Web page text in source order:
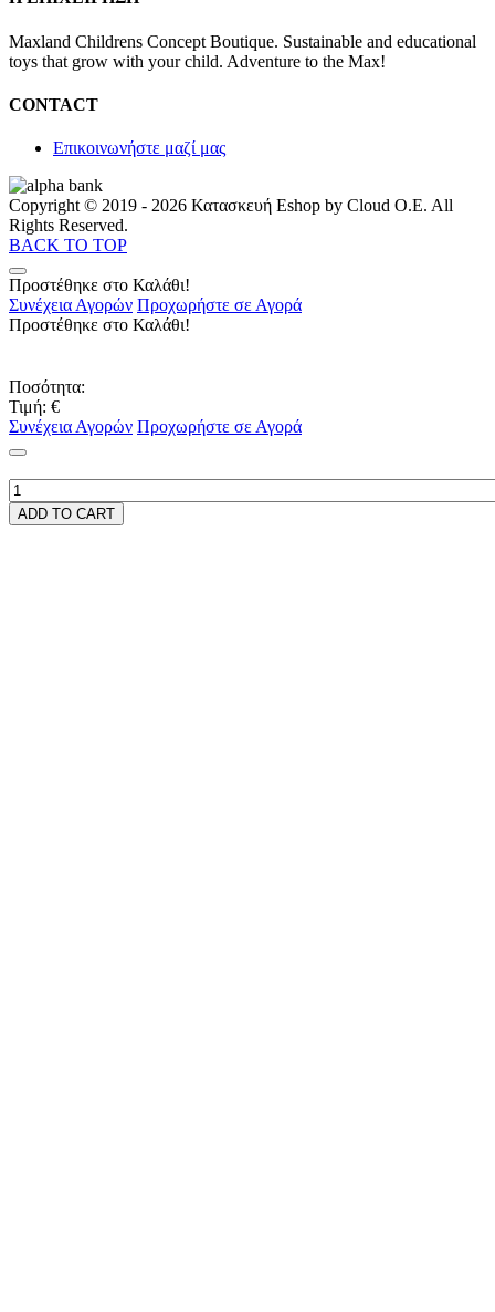
Maxland Childrens Concept Boutique. Sustainable and educational
toys that grow with your child. Adventure to the Max!
CONTACT
Επικοινωνήστε μαζί μας
Copyright © 2019 - 2026 Κατασκευή Eshop by Cloud O.E. All
Rights Reserved.
BACK TO TOP
Προστέθηκε στο Καλάθι!
Συνέχεια Αγορών Προχωρήστε σε Αγορά
Προστέθηκε στο Καλάθι!
Ποσότητα:
Τιμή: €
Συνέχεια Αγορών Προχωρήστε σε Αγορά
ADD TO CART